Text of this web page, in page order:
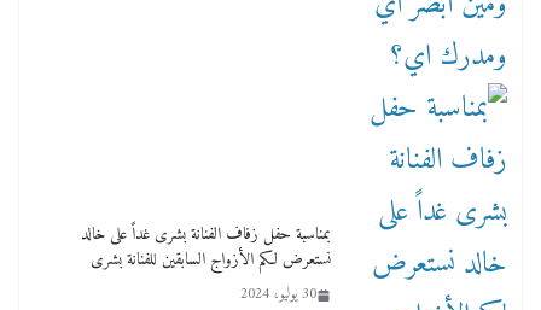
بمناسبة حفل زفاف الفنانة بشرى غداً على خالد
نستعرض لكم الأزواج السابقين للفنانة بشرى
30 يوليو، 2024